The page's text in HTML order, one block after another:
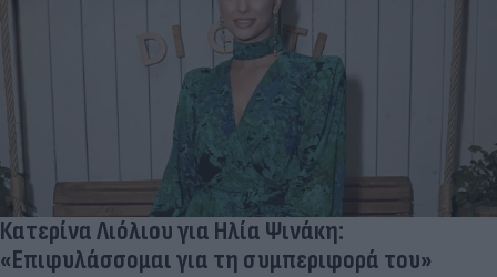
Κατερίνα Λιόλιου για Ηλία Ψινάκη:
«Επιφυλάσσομαι για τη συμπεριφορά του»